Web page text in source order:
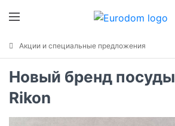
Акции и специальные предложения
Новый бренд
Rikon